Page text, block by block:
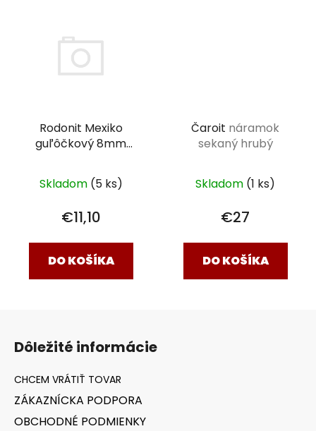
Rodonit Mexiko
guľôčkový 8mm
Skladom (5 ks)
€11,10
DO KOŠÍKA
Čaroit náramok
sekaný hrubý
Skladom (1 ks)
€27
DO KOŠÍKA
Dôležité informácie
ZÁKAZNÍCKA PODPORA
OBCHODNÉ PODMIENKY